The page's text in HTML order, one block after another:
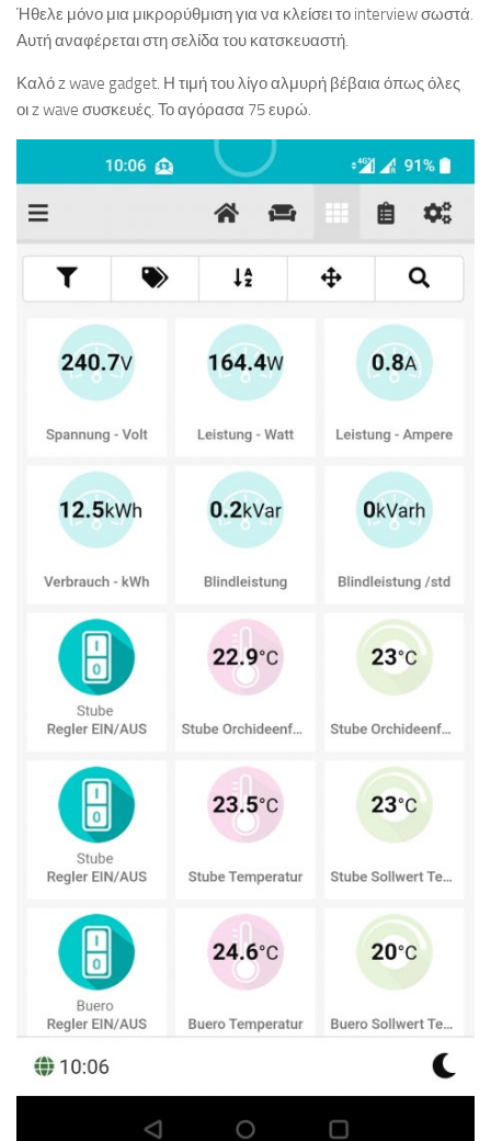
Ήθελε μόνο μια μικρορύθμιση για να κλείσει το interview σωστά.
Αυτή αναφέρεται στη σελίδα του κατσκευαστή.
Καλό z wave gadget. Η τιμή του λίγο αλμυρή βέβαια όπως όλες
οι z wave συσκευές. Το αγόρασα 75 ευρώ.